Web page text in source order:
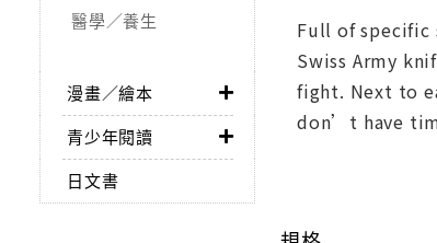
醫學／養生
漫畫／繪本
青少年閱讀
日文書
Full of specific
Swiss Army
fight. Next to
don’t have